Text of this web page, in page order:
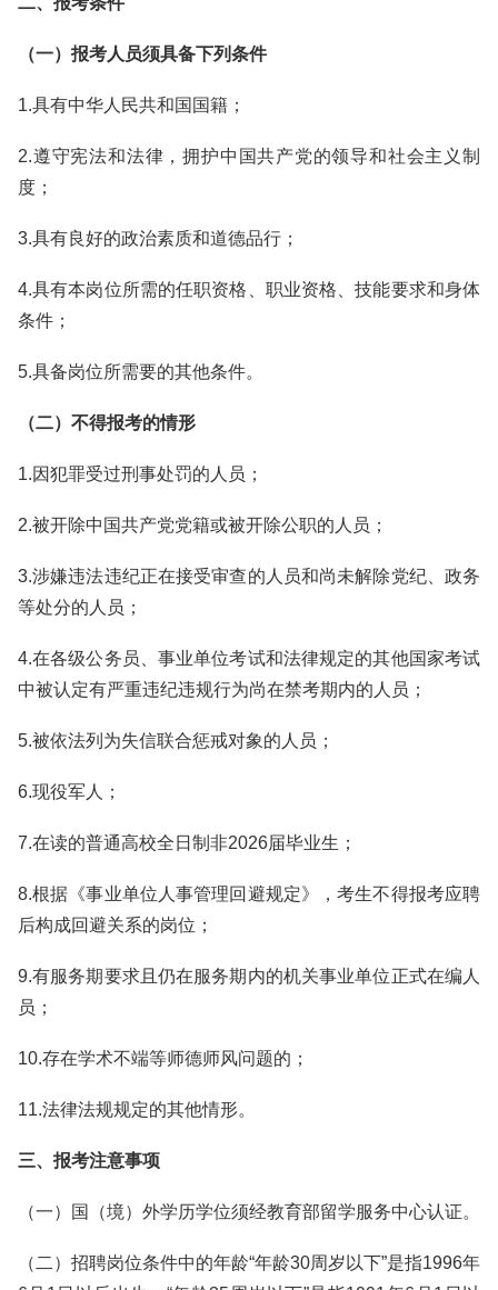
（一）报考人员须具备下列条件
1.具有中华人民共和国国籍；
2.遵守宪法和法律，拥护中国共产党的领导和社会主义制
度；
3.具有良好的政治素质和道德品行；
4.具有本岗位所需的任职资格、职业资格、技能要求和身体
条件；
5.具备岗位所需要的其他条件。
（二）不得报考的情形
1.因犯罪受过刑事处罚的人员；
2.被开除中国共产党党籍或被开除公职的人员；
3.涉嫌违法违纪正在接受审查的人员和尚未解除党纪、政务
等处分的人员；
4.在各级公务员、事业单位考试和法律规定的其他国家考试
中被认定有严重违纪违规行为尚在禁考期内的人员；
5.被依法列为失信联合惩戒对象的人员；
6.现役军人；
7.在读的普通高校全日制非2026届毕业生；
8.根据《事业单位人事管理回避规定》，考生不得报考应聘
后构成回避关系的岗位；
9.有服务期要求且仍在服务期内的机关事业单位正式在编人
员；
10.存在学术不端等师德师风问题的；
11.法律法规规定的其他情形。
三、报考注意事项
（一）国（境）外学历学位须经教育部留学服务中心认证。
（二）招聘岗位条件中的年龄“年龄30周岁以下”是指1996年